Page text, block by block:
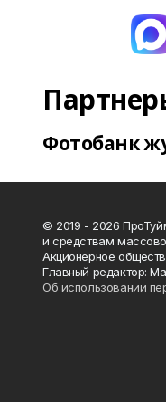
Фотобанк
© 2019 - 2026
и средствам
Акционерное
Главный редактор:
Об использовании